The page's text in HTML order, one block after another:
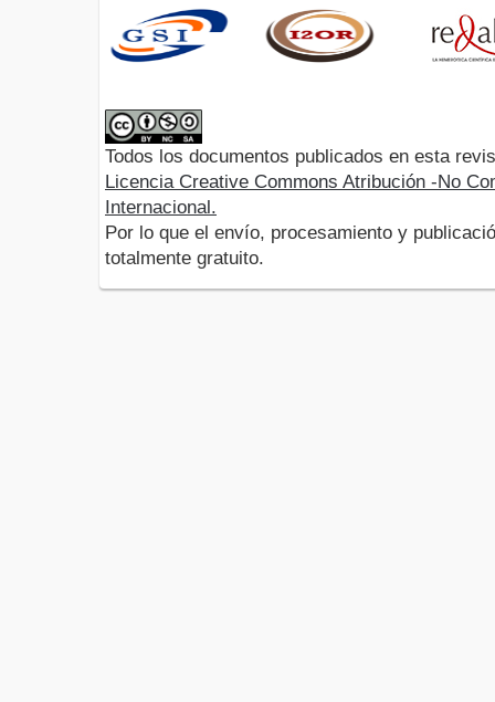
Todos los documentos publicados en esta
Licencia Creative Commons Atribución -No
Internacional.
Por lo que el envío, procesamiento y
totalmente gratuito.